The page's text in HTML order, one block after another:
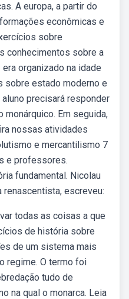
A europa, a partir do
econômicas e
sobre
conhecimentos sobre a
organizado na idade
sobre estado moderno e
precisará responder
Em seguida,
nossas atividades
e mercantilismo 7
e professores.
fundamental. Nicolau
renascentista, escreveu:
todas as coisas a que
de história sobre
de um sistema mais
regime. O termo foi
tudo de
na qual o monarca. Leia